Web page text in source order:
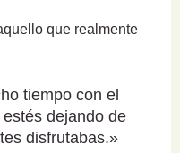
que realmente
tiempo con el
dejando de
disfrutabas.»